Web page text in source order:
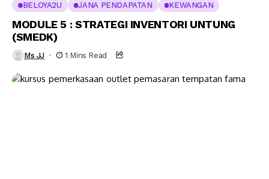
BELOYA2U JANA PENDAPATAN KEWANGAN
MODULE 5 : STRATEGI INVENTORI UNTUNG
(SMEDK)
Ms JJ 1 Mins Read